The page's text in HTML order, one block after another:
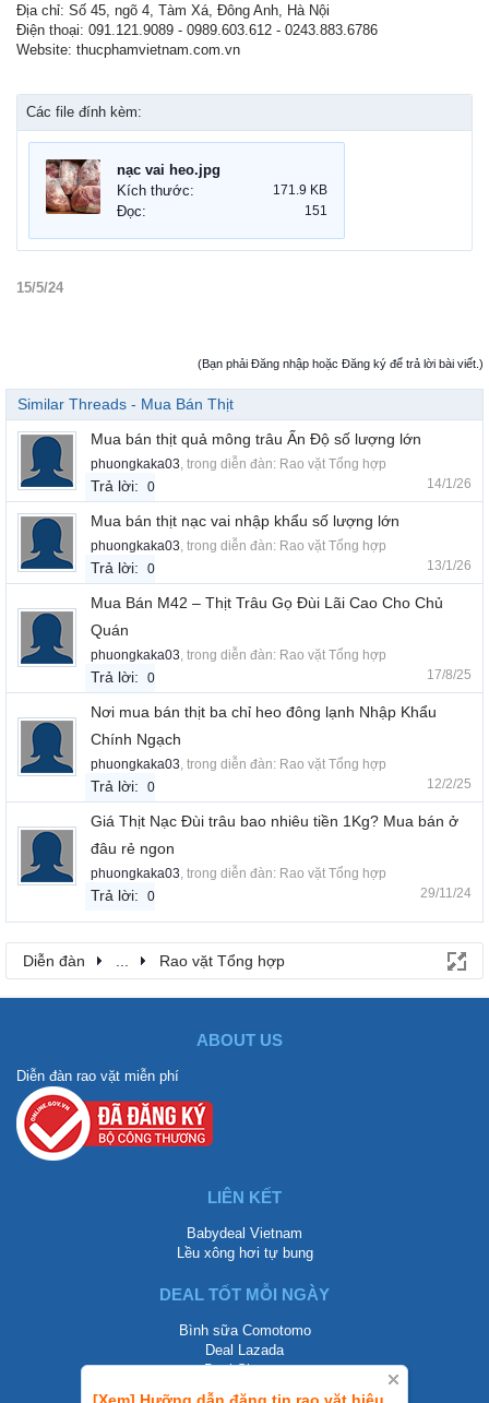
Địa chỉ: Số 45, ngõ 4, Tàm Xá, Đông Anh, Hà Nội
Điện thoại: 091.121.9089 - 0989.603.612 - 0243.883.6786
Website: thucphamvietnam.com.vn
Các file đính kèm:
nạc vai heo.jpg
Kích thước:
171.9 KB
Đọc: 151
15/5/24
(Bạn phải Đăng nhập hoặc Đăng ký để trả lời bài viết.)
Similar Threads - Mua Bán Thịt
Mua bán thịt quả mông trâu Ấn Độ số lượng lớn
phuongkaka03, trong diễn đàn: Rao vặt Tổng hợp
Trả lời: 0 14/1/26
Mua bán thịt nạc vai nhập khẩu số lượng lớn
phuongkaka03, trong diễn đàn: Rao vặt Tổng hợp
Trả lời: 0 13/1/26
Mua Bán M42 – Thịt Trâu Gọ Đùi Lãi Cao Cho Chủ
Quán
phuongkaka03, trong diễn đàn: Rao vặt Tổng hợp
Trả lời: 0 17/8/25
Nơi mua bán thịt ba chỉ heo đông lạnh Nhập Khẩu
Chính Ngạch
phuongkaka03, trong diễn đàn: Rao vặt Tổng hợp
Trả lời: 0 12/2/25
Giá Thịt Nạc Đùi trâu bao nhiêu tiền 1Kg? Mua bán ở
đâu rẻ ngon
phuongkaka03, trong diễn đàn: Rao vặt Tổng hợp
Trả lời: 0 29/11/24
Diễn đàn Rao vặt Tổng hợp
ABOUT US
Diễn đàn rao vặt miễn phí
LIÊN KẾT
Babydeal Vietnam
Lều xông hơi tự bung
DEAL TỐT MỖI NGÀY
Bình sữa Comotomo
Deal Lazada
Deal Shopee